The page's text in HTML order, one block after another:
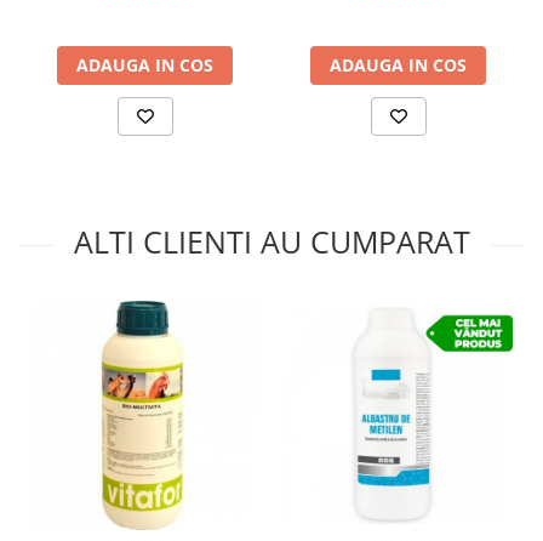
ADAUGA IN COS ADAUGA IN COS
ALTI CLIENTI AU CUMPARAT